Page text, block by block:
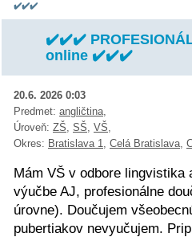
✔️✔️✔️
✔️✔️✔️
online ✔️✔️✔️
20.6. 2026 0:03
Predmet: angličtina,
Úroveň: ZŠ, SŠ, VŠ,
Okres: Bratislava 1, Celá Bratislava,
Mám VŠ v odbore
výučbe AJ, profesionálne
úrovne). Doučujem
pubertiakov nevyučujem.